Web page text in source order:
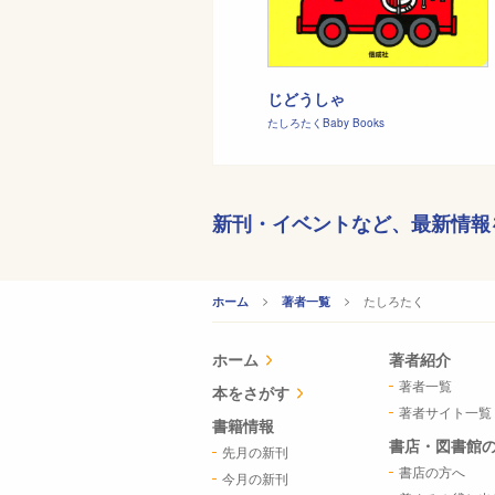
じどうしゃ
たしろたくBaby Books
新刊・イベントなど、 最新情
ホーム 著者一覧 CURRENT:
たしろたく
ホーム
本をさがす
書籍情報
先月の新刊
今月の新刊
著者紹介
著者一覧
著者サイト一覧
書店・図書館
書店の方へ